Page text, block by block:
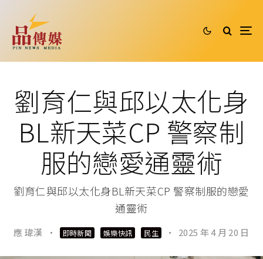
劉育仁與邱以太化身
BL新天菜CP 警察制
服的戀愛通靈術
劉育仁與邱以太化身BL新天菜CP 警察制服的戀愛
通靈術
應 瑋漢 · 即時新聞 娛樂快訊 民生 · 2025 年 4 月 20 日